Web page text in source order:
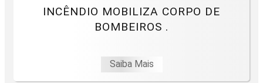
INCÊNDIO MOBILIZA CORPO DE
BOMBEIROS .
Saiba Mais